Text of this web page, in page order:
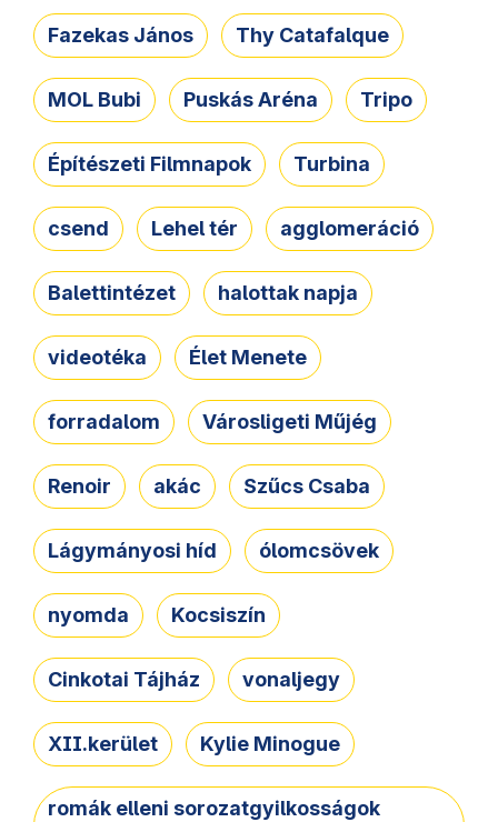
Fazekas János Thy Catafalque
MOL Bubi Puskás Aréna Tripo
Építészeti Filmnapok Turbina
csend Lehel tér agglomeráció
Balettintézet halottak napja
videotéka Élet Menete
forradalom Városligeti Műjég
Renoir akác Szűcs Csaba
Lágymányosi híd ólomcsövek
nyomda Kocsiszín
Cinkotai Tájház vonaljegy
XII.kerület Kylie Minogue
romák elleni sorozatgyilkosságok